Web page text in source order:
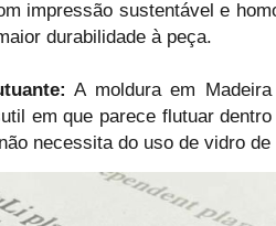
impressão sustentável e
durabilidade à peça.
A moldura em
em que parece flutuar
necessita do uso de vidro